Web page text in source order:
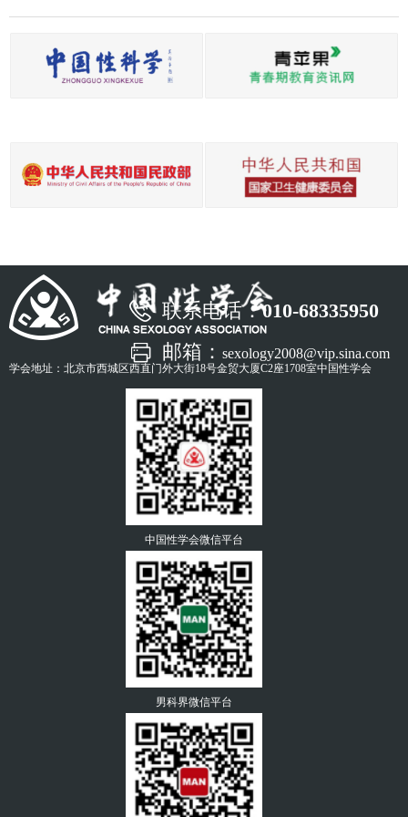
学会地址：北京市西城区西直门外大街18号金贸大厦C2座1708室中国性学会
中国性学会微信平台
男科界微信平台
联系电话：010-68335950
邮箱： sexology2008@vip.sina.com